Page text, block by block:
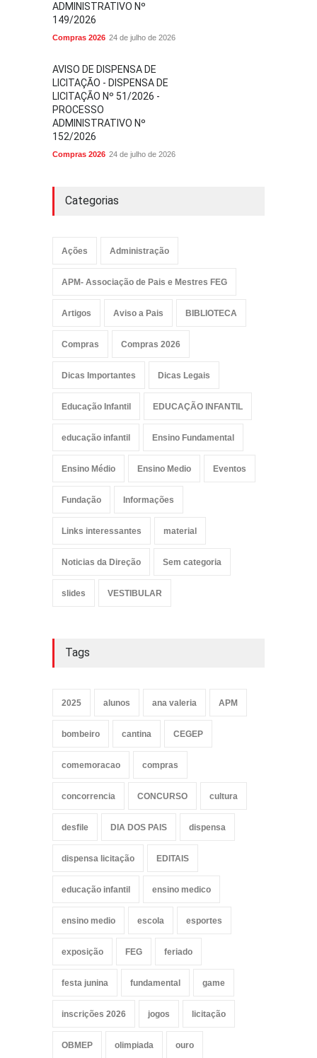
ADMINISTRATIVO Nº
149/2026
Compras 2026 24 de julho de 2026
AVISO DE DISPENSA DE
LICITAÇÃO - DISPENSA DE
LICITAÇÃO Nº 51/2026 -
PROCESSO
ADMINISTRATIVO Nº
152/2026
Compras 2026 24 de julho de 2026
Categorias
Ações Administração
APM- Associação de Pais e Mestres FEG
Artigos Aviso a Pais BIBLIOTECA
Compras Compras 2026
Dicas Importantes Dicas Legais
Educação Infantil EDUCAÇÃO INFANTIL
educação infantil Ensino Fundamental
Ensino Médio Ensino Medio Eventos
Fundação Informações
Links interessantes material
Noticias da Direção Sem categoria
slides VESTIBULAR
Tags
2025 alunos ana valeria APM
bombeiro cantina CEGEP
comemoracao compras
concorrencia CONCURSO cultura
desfile DIA DOS PAIS dispensa
dispensa licitação EDITAIS
educação infantil ensino medico
ensino medio escola esportes
exposição FEG feriado
festa junina fundamental game
inscrições 2026 jogos licitação
OBMEP olimpiada ouro